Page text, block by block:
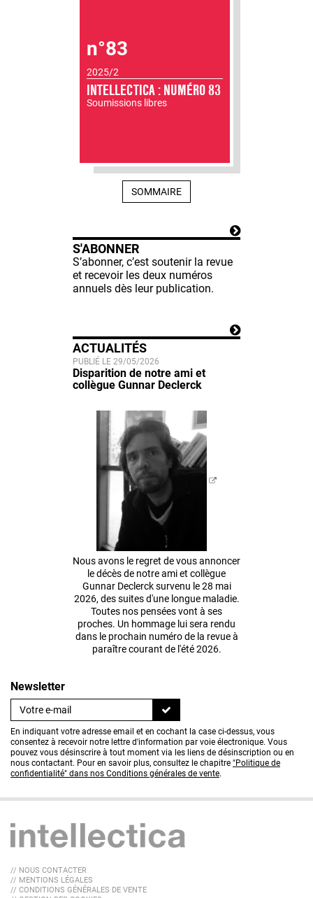
n°83
2025/2
INTELLECTICA : NUMÉRO 83
Soumissions libres
SOMMAIRE
S'ABONNER
S’abonner, c’est soutenir la revue
et recevoir les deux numéros
annuels dès leur publication.
ACTUALITÉS
PUBLIÉ LE 29/05/2026
Disparition de notre ami et
collègue Gunnar Declerck
Nous avons le regret de vous annoncer
le décès de notre ami et collègue
Gunnar Declerck survenu le 28 mai
2026, des suites d'une longue maladie.
Toutes nos pensées vont à ses
proches. Un hommage lui sera rendu
dans le prochain numéro de la revue à
paraître courant de l'été 2026.
Newsletter
En indiquant votre adresse email et en cochant la case ci-dessus, vous
consentez à recevoir notre lettre d'information par voie électronique. Vous
pouvez vous désinscrire à tout moment via les liens de désinscription ou en
nous contactant. Pour en savoir plus, consultez le chapitre "Politique de
confidentialité" dans nos Conditions générales de vente.
// NOUS CONTACTER
// MENTIONS LÉGALES
// CONDITIONS GÉNÉRALES DE VENTE